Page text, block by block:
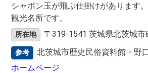
シャボン玉が飛ぶ仕掛けがあります
観光名所です。
所在地 〒319-1541 茨城県北茨城
参考 北茨城市歴史民俗資料館・野
ホームページ